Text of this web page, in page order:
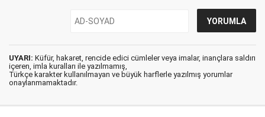
UYARI: Küfür, hakaret, rencide edici cümleler veya imalar, inançlara saldırı
içeren, imla kuralları ile yazılmamış,
Türkçe karakter kullanılmayan ve büyük harflerle yazılmış yorumlar
onaylanmamaktadır.